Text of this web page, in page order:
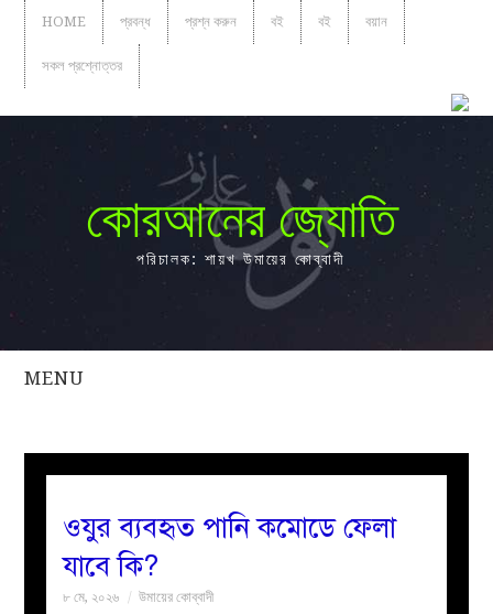
HOME প্রবন্ধ প্রশ্ন করুন বই বই বয়ান
সকল প্রশ্নোত্তর
কোরআনের জ্যোতি
পরিচালক: শায়খ উমায়ের কোব্বাদী
MENU
সকল
নারীদের
ওযুর ব্যবহৃত পানি কমোডে ফেলা
যাবে কি?
৮ মে, ২০২৬ উমায়ের কোব্বাদী